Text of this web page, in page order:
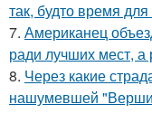
так, будто время
7. Американец
ради лучших мест, а
8. Через какие
нашумевшей